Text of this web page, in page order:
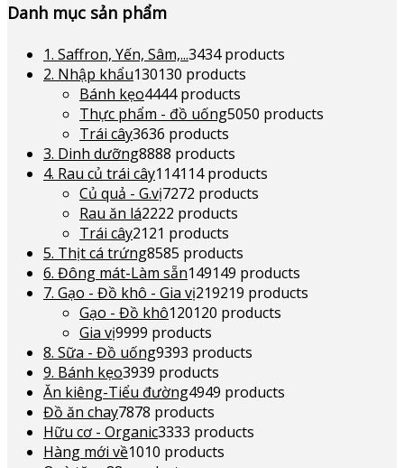
Danh mục sản phẩm
1. Saffron, Yến, Sâm,...3434 products
2. Nhập khẩu130130 products
Bánh kẹo4444 products
Thực phẩm - đồ uống5050 products
Trái cây3636 products
3. Dinh dưỡng8888 products
4. Rau củ trái cây114114 products
Củ quả - G.vị7272 products
Rau ăn lá2222 products
Trái cây2121 products
5. Thịt cá trứng8585 products
6. Đông mát-Làm sẵn149149 products
7. Gạo - Đồ khô - Gia vị219219 products
Gạo - Đồ khô120120 products
Gia vị9999 products
8. Sữa - Đồ uống9393 products
9. Bánh kẹo3939 products
Ăn kiêng-Tiểu đường4949 products
Đồ ăn chay7878 products
Hữu cơ - Organic3333 products
Hàng mới về1010 products